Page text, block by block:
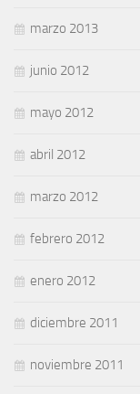
marzo 2013
junio 2012
mayo 2012
abril 2012
marzo 2012
febrero 2012
enero 2012
diciembre 2011
noviembre 2011